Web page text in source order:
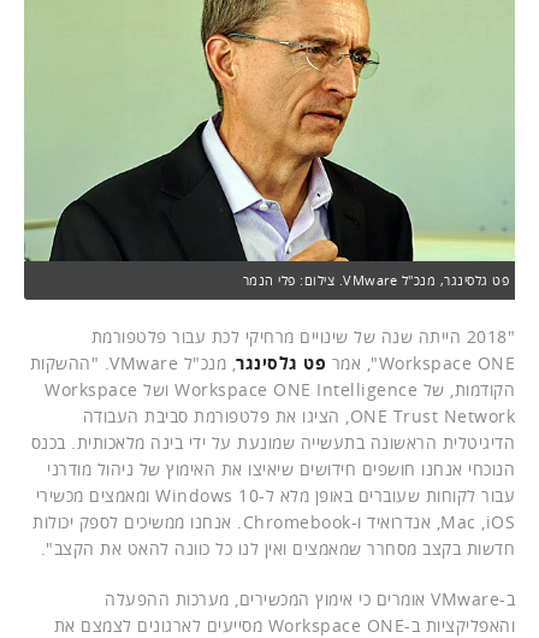
פט גלסינגר, מנכ"ל VMware. צילום: פלי הנמר
"2018 הייתה שנה של שינויים מרחיקי לכת עבור פלטפורמת
Workspace ONE", אמר
פט גלסינגר
, מנכ"ל VMware. "ההשקות
הקודמות, של Workspace ONE Intelligence ושל Workspace
ONE Trust Network, הציגו את פלטפורמת סביבת העבודה
הדיגיטלית הראשונה בתעשייה שמונעת על ידי בינה מלאכותית. בכנס
הנוכחי אנחנו חושפים חידושים שיאיצו את האימוץ של ניהול מודרני
עבור לקוחות שעוברים באופן מלא ל-Windows 10 ומאמצים מכשירי
Mac ,iOS, אנדרואיד ו-Chromebook. אנחנו ממשיכים לספק יכולות
חדשות בקצב מסחרר שמאמצים ואין לנו כל כוונה להאט את הקצב".
ב-VMware אומרים כי אימוץ המכשירים, מערכות ההפעלה
והאפליקציות ב-Workspace ONE מסייעים לארגונים לצמצם את